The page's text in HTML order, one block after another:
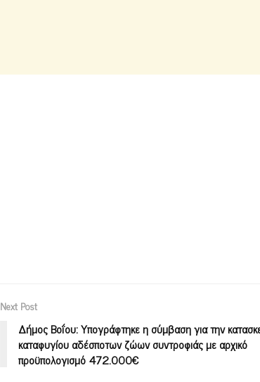
Next Post
Δήμος Βοΐου: Υπογράφτηκε η σύμβαση για την
καταφυγίου αδέσποτων ζώων συντροφιάς με αρχικό
προϋπολογισμό 472.000€